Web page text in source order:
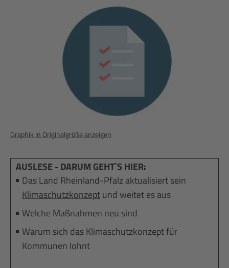
Graphik in Originalgröße anzeigen
AUSLESE - DARUM GEHT`S HIER:
Das Land Rheinland-Pfalz aktualisiert sein
Klimaschutzkonzeptund weitet es aus
Welche Maßnahmen neu sind
Warum sich das Klimaschutzkonzept für
Kommunen lohnt